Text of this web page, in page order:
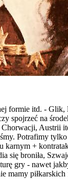
formie itd. -
spojrzeć na
Austrii
Potrafimy
karnym +
się broniła,
gry - nawet
mamy